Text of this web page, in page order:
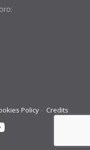
Policy- Credits